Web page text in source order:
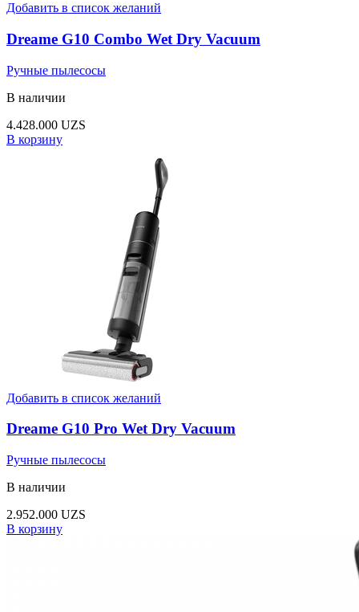
Добавить в список желаний
Dreame G10 Combo Wet Dry Vacuum
Ручные пылесосы
В наличии
4.428.000 UZS
В корзину
Добавить в список желаний
Dreame G10 Pro Wet Dry Vacuum
Ручные пылесосы
В наличии
2.952.000 UZS
В корзину